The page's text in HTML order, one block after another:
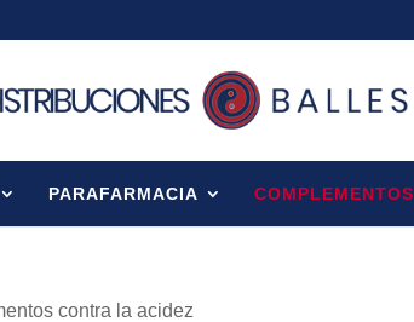
PARAFARMACIA COMPLEMENTOS
contra la acidez